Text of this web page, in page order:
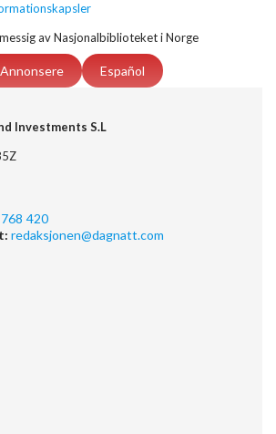
av Nasjonalbiblioteket i Norge
Annonsere Español
Investments S.L
420
redaksjonen@dagnatt.com